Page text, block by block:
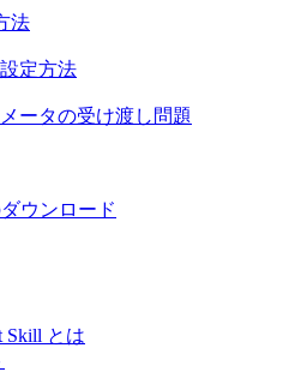
法
定方法
ータの受け渡し問題
ウンロード
Skill とは